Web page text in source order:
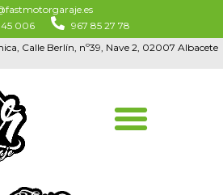
006
967 85 27 78
Calle Berlín, nº39, Nave 2, 02007 Albacete